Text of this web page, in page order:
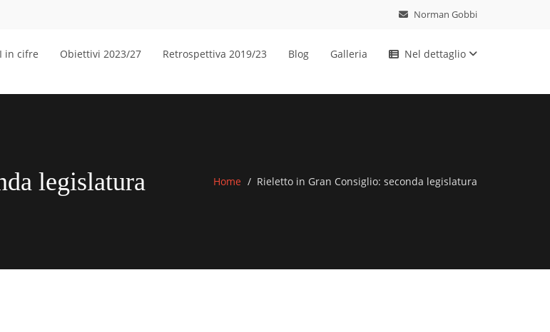
Norman Gobbi
in cifre Obiettivi 2023/27 Retrospettiva 2019/23 Blog Galleria Nel dettaglio
legislatura Home Rieletto in Gran Consiglio: seconda legislatura